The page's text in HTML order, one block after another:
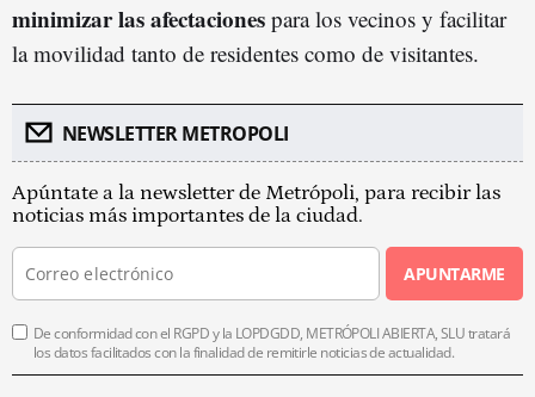
minimizar las afectaciones para los vecinos y facilitar
la movilidad tanto de residentes como de visitantes.
NEWSLETTER METROPOLI
Apúntate a la newsletter de Metrópoli, para recibir las
noticias más importantes de la ciudad.
APUNTARME
De conformidad con el RGPD y la LOPDGDD, METRÓPOLI ABIERTA, SLU tratará
los datos facilitados con la finalidad de remitirle noticias de actualidad.